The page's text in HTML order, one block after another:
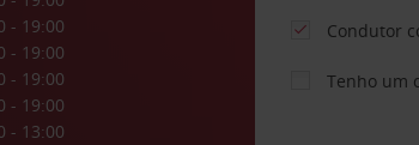
- 19:00
- 19:00
- 19:00
- 19:00
- 13:00
Condutor
Tenho um